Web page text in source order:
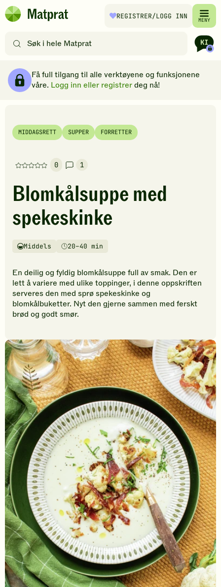
Hopp til hovedinnhold
Matprat
REGISTRER/LOGG INN MENY
etter
filtre
Få full tilgang til alle verktøyene og funksjonene
våre. Logg inn eller registrerdeg nå!
MIDDAGSRETT SUPPER FORRETTER
0
Denne
har
foreløpig
ingen
vurderinger.
den
til
å
vurdere
denne
oppskriften.
1
Blomkålsuppe med
spekeskinke
Vanskelighetsgrad
Middels
Tilberedningstid20–40 min
En deilig og fyldig blomkålsuppe full av smak. Den er
lett å variere med ulike toppinger, i denne oppskriften
serveres den med sprø spekeskinke og
blomkålbuketter. Nyt den gjerne sammen med ferskt
brød og godt smør.